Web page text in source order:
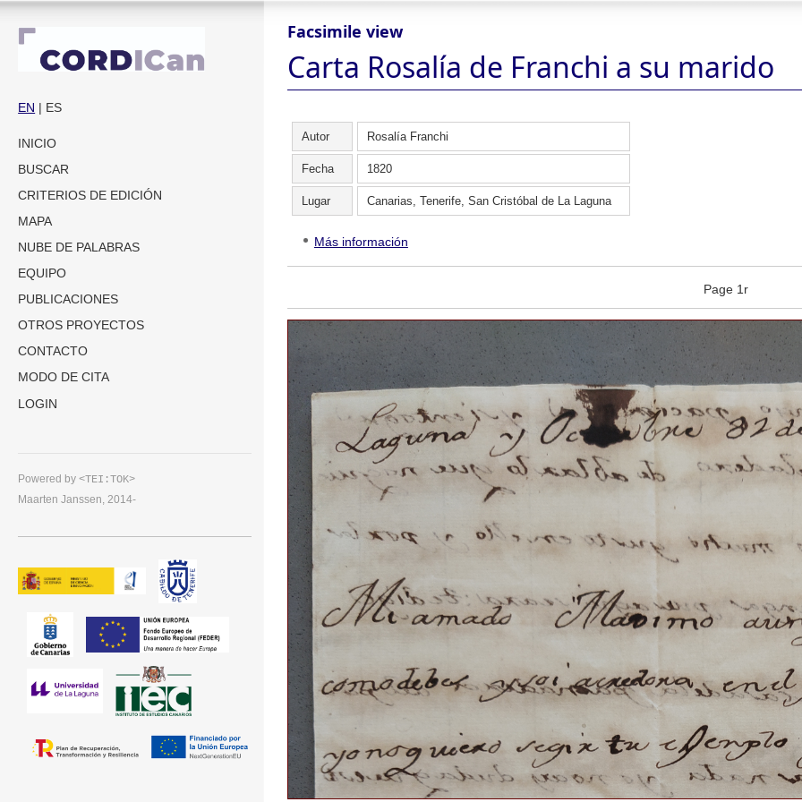
EN | ES
INICIO
BUSCAR
CRITERIOS DE EDICIÓN
MAPA
NUBE DE PALABRAS
EQUIPO
PUBLICACIONES
OTROS PROYECTOS
CONTACTO
MODO DE CITA
LOGIN
Powered by<TEI:TOK>
Maarten Janssen, 2014-
Facsimile view
Carta Rosalía de Franchi a su marido
Autor Rosalía Franchi
Fecha 1820
Lugar Canarias, Tenerife, San Cristóbal de La Laguna
Más información
Page 1r